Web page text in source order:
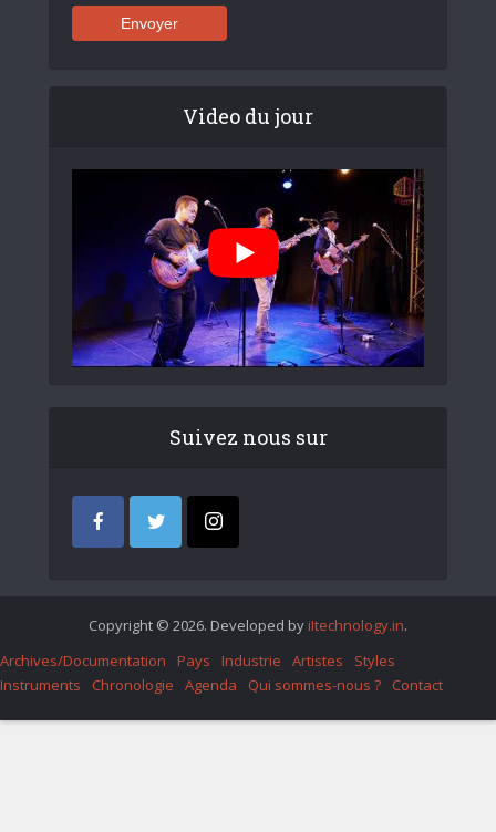
Video du jour
Suivez nous sur
Copyright © 2026. Developed by iItechnology.in.
Archives/Documentation
Pays Industrie Artistes
Styles
Instruments
Chronologie Agenda Qui sommes-nous ? Contact